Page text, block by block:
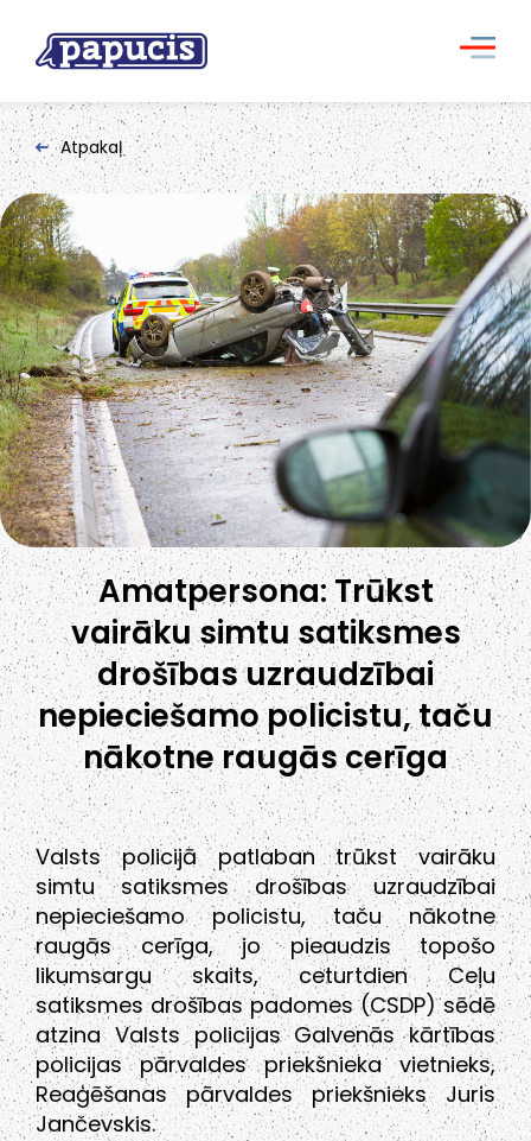
Atpakaļ
Amatpersona: Trūkst
vairāku simtu satiksmes
drošības uzraudzībai
nepieciešamo policistu, taču
nākotne raugās cerīga
Valsts policijā patlaban trūkst vairāku
simtu satiksmes drošības uzraudzībai
nepieciešamo policistu, taču nākotne
raugās cerīga, jo pieaudzis topošo
likumsargu skaits, ceturtdien Ceļu
satiksmes drošības padomes (CSDP) sēdē
atzina Valsts policijas Galvenās kārtības
policijas pārvaldes priekšnieka vietnieks,
Reaģēšanas pārvaldes priekšnieks Juris
Jančevskis.